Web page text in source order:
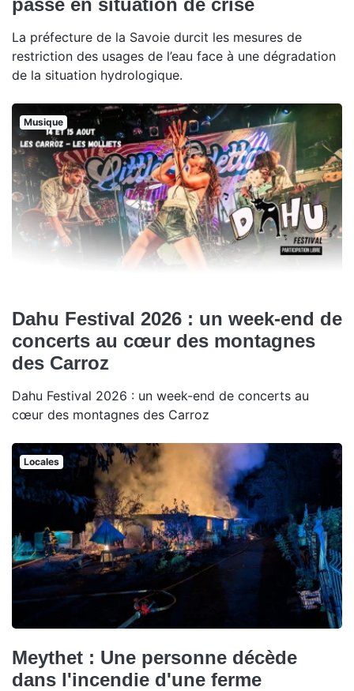
passe en situation de crise
La préfecture de la Savoie durcit les mesures de
restriction des usages de l’eau face à une dégradation
de la situation hydrologique.
Musique
Dahu Festival 2026 : un week-end de
concerts au cœur des montagnes
des Carroz
Dahu Festival 2026 : un week-end de concerts au
cœur des montagnes des Carroz
Locales
Meythet : Une personne décède
dans l'incendie d'une ferme